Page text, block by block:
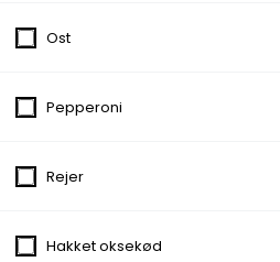
Med tomat, ost, skinke og champignon
Med tomat, ost, rejer og ananas
Ost
Pepperoni
Rejer
Hakket oksekød